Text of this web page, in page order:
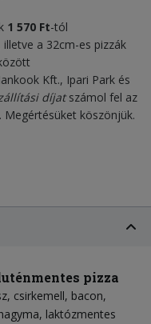
1 570 Ft-tól
a 32cm-es pizzák
Kft., Ipari Park és
díjatszámol fel az
köszönjük.
pizza
csirkemell bacon
laktózmentes